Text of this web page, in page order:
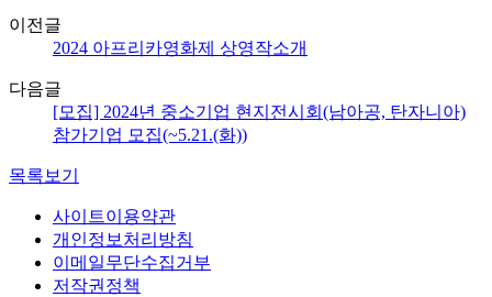
이전글
2024 아프리카영화제 상영작소개
다음글
[모집] 2024년 중소기업 현지전시회(남아공, 탄자니아)
참가기업 모집(~5.21.(화))
목록보기
사이트이용약관
개인정보처리방침
이메일무단수집거부
저작권정책